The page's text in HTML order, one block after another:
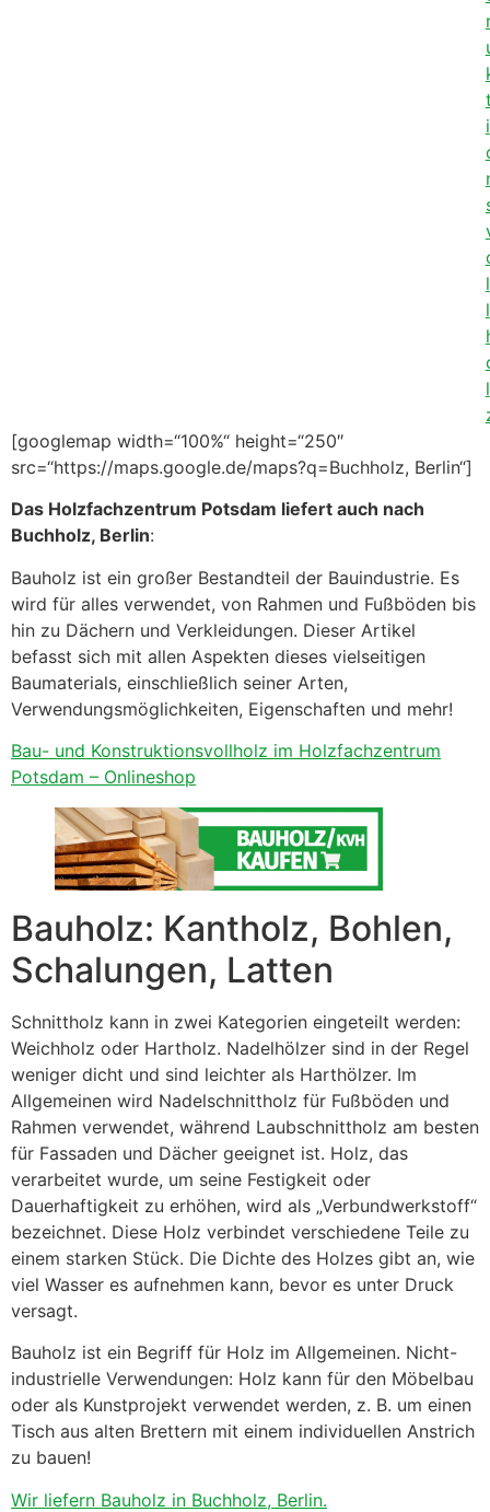
i
l
l
l
[googlemap width=“100%“ height=“250″
src=“https://maps.google.de/maps?q=Buchholz, Berlin“]
Das Holzfachzentrum Potsdam liefert auch nach
Buchholz, Berlin:
Bauholz ist ein großer Bestandteil der Bauindustrie. Es
wird für alles verwendet, von Rahmen und Fußböden bis
hin zu Dächern und Verkleidungen. Dieser Artikel
befasst sich mit allen Aspekten dieses vielseitigen
Baumaterials, einschließlich seiner Arten,
Verwendungsmöglichkeiten, Eigenschaften und mehr!
Bau- und Konstruktionsvollholz im Holzfachzentrum
Potsdam – Onlineshop
Bauholz: Kantholz, Bohlen,
Schalungen, Latten
Schnittholz kann in zwei Kategorien eingeteilt werden:
Weichholz oder Hartholz. Nadelhölzer sind in der Regel
weniger dicht und sind leichter als Harthölzer. Im
Allgemeinen wird Nadelschnittholz für Fußböden und
Rahmen verwendet, während Laubschnittholz am besten
für Fassaden und Dächer geeignet ist. Holz, das
verarbeitet wurde, um seine Festigkeit oder
Dauerhaftigkeit zu erhöhen, wird als „Verbundwerkstoff“
bezeichnet. Diese Holz verbindet verschiedene Teile zu
einem starken Stück. Die Dichte des Holzes gibt an, wie
viel Wasser es aufnehmen kann, bevor es unter Druck
versagt.
Bauholz ist ein Begriff für Holz im Allgemeinen. Nicht-
industrielle Verwendungen: Holz kann für den Möbelbau
oder als Kunstprojekt verwendet werden, z. B. um einen
Tisch aus alten Brettern mit einem individuellen Anstrich
zu bauen!
Wir liefern Bauholz in Buchholz, Berlin.